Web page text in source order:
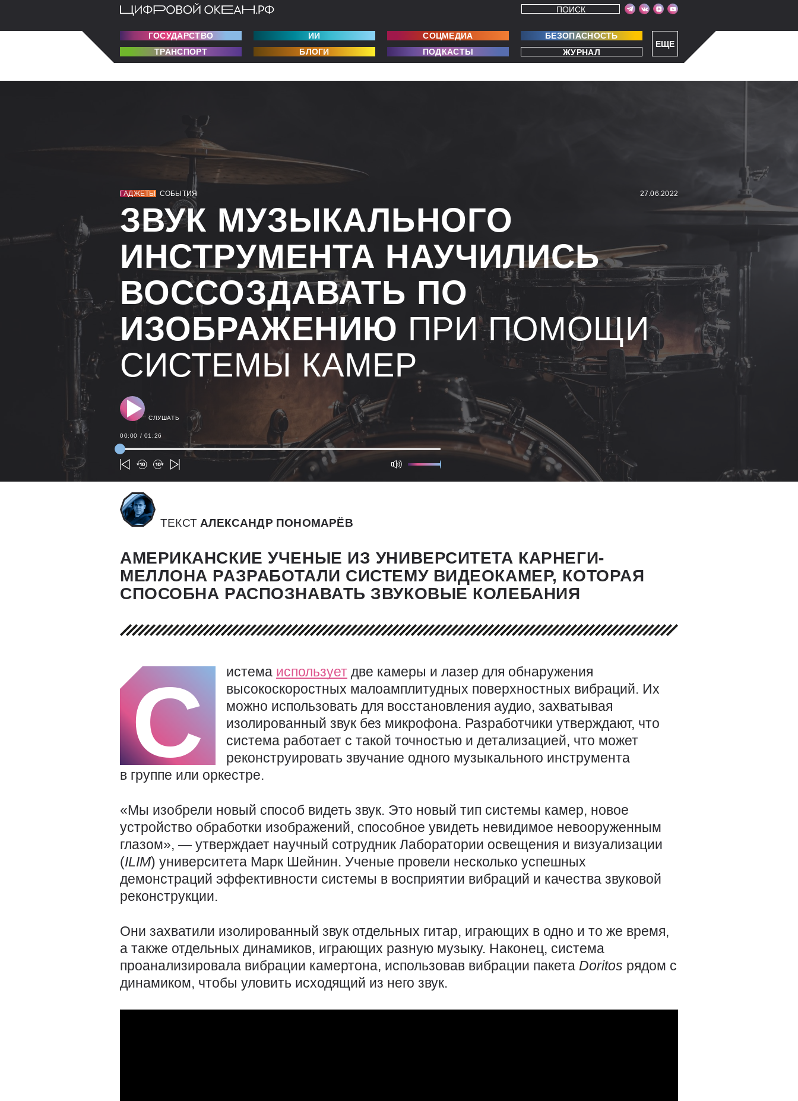
ЕЩЕ
ПОИСК
ГОСУДАРСТВО ИИ СОЦМЕДИА
БЕЗОПАСНОСТЬ
ТРАНСПОРТ
БЛОГИ ПОДКАСТЫ ЖУРНАЛ
ГАДЖЕТЫ СОБЫТИЯ 27.06.2022
ЗВУК МУЗЫКАЛЬНОГО
ИНСТРУМЕНТА НАУЧИЛИСЬ
ВОССОЗДАВАТЬ ПО
ИЗОБРАЖЕНИЮ ПРИ ПОМОЩИ
СИСТЕМЫ КАМЕР
СЛУШАТЬ
00:00 / 01:26
ТЕКСТ АЛЕКСАНДР ПОНОМАРЁВ
АМЕРИКАНСКИЕ УЧЕНЫЕ ИЗ УНИВЕРСИТЕТА КАРНЕГИ-
МЕЛЛОНА РАЗРАБОТАЛИ СИСТЕМУ ВИДЕОКАМЕР, КОТОРАЯ
СПОСОБНА РАСПОЗНАВАТЬ ЗВУКОВЫЕ КОЛЕБАНИЯ
С истема использует две камеры и лазер для обнаружения
высокоскоростных малоамплитудных поверхностных вибраций. Их
можно использовать для восстановления аудио, захватывая
изолированный звук без микрофона. Разработчики утверждают, что
система работает с такой точностью и детализацией, что может
реконструировать звучание одного музыкального инструмента
в группе или оркестре.
«Мы изобрели новый способ видеть звук. Это новый тип системы камер, новое
устройство обработки изображений, способное увидеть невидимое невооруженным
глазом», — утверждает научный сотрудник Лаборатории освещения и визуализации
(ILIM) университета Марк Шейнин. Ученые провели несколько успешных
демонстраций эффективности системы в восприятии вибраций и качества звуковой
реконструкции.
Они захватили изолированный звук отдельных гитар, играющих в одно и то же время,
а также отдельных динамиков, играющих разную музыку. Наконец, система
проанализировала вибрации камертона, использовав вибрации пакета Doritos рядом с
динамиком, чтобы уловить исходящий из него звук.